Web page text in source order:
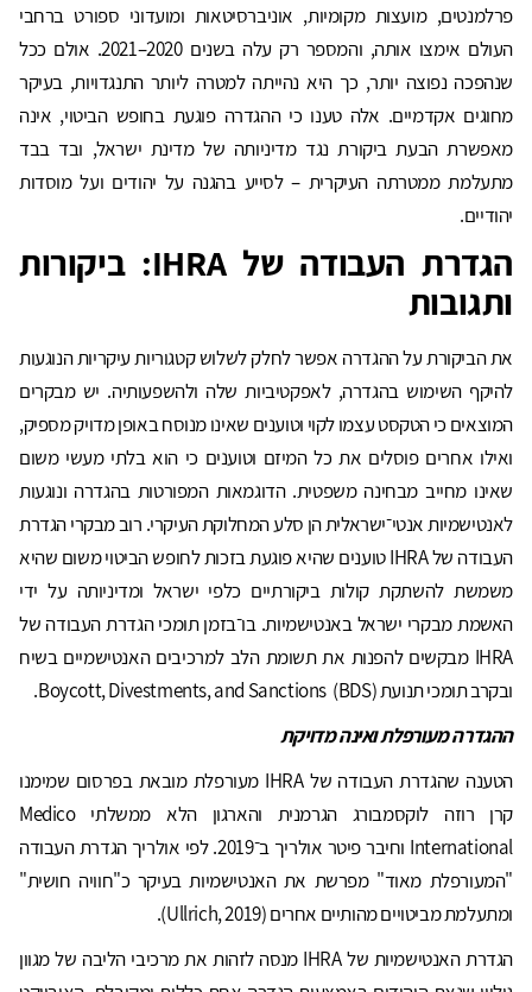
פרלמנטים, מועצות מקומיות, אוניברסיטאות ומועדוני ספורט ברחבי
העולם אימצו אותה, והמספר רק עלה בשנים 2020–2021. אולם ככל
שנהפכה נפוצה יותר, כך היא נהייתה למטרה ליותר התנגדויות, בעיקר
מחוגים אקדמיים. אלה טענו כי ההגדרה פוגעת בחופש הביטוי, אינה
מאפשרת הבעת ביקורת נגד מדיניותה של מדינת ישראל, ובד בבד
מתעלמת ממטרתה העיקרית – לסייע בהגנה על יהודים ועל מוסדות
יהודיים.
הגדרת העבודה שלIHRA: ביקורות
ותגובות
את הביקורת על ההגדרה אפשר לחלק לשלוש קטגוריות עיקריות הנוגעות
להיקף השימוש בהגדרה, לאפקטיביות שלה ולהשפעותיה. יש מבקרים
המוצאים כי הטקסט עצמו לקוי וטוענים שאינו מנוסח באופן מדויק מספיק,
ואילו אחרים פוסלים את כל המיזם וטוענים כי הוא בלתי מעשי משום
שאינו מחייב מבחינה משפטית. הדוגמאות המפורטות בהגדרה ונוגעות
לאנטישמיות אנטי־ישראלית הן סלע המחלוקת העיקרי. רוב מבקרי הגדרת
העבודה של IHRA טוענים שהיא פוגעת בזכות לחופש הביטוי משום שהיא
משמשת להשתקת קולות ביקורתיים כלפי ישראל ומדיניותה על ידי
האשמת מבקרי ישראל באנטישמיות. בו־בזמן תומכי הגדרת העבודה של
IHRA מבקשים להפנות את תשומת הלב למרכיבים האנטישמיים בשיח
ובקרב תומכי תנועת Boycott, Divestments, and Sanctions (BDS).
ההגדרה מעורפלת ואינה מדויקת
הטענה שהגדרת העבודה של IHRA מעורפלת מובאת בפרסום שמימנו
קרן רוזה לוקסמבורג הגרמנית והארגון הלא ממשלתי Medico
International וחיבר פיטר אולריך ב־2019. לפי אולריך הגדרת העבודה
"המעורפלת מאוד" מפרשת את האנטישמיות בעיקר כ"חוויה חושית"
ומתעלמת מביטויים מהותיים אחרים (Ullrich, 2019).
הגדרת האנטישמיות של IHRA מנסה לזהות את מרכיבי הליבה של מגוון